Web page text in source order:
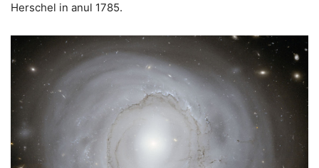
Herschel in anul 1785.